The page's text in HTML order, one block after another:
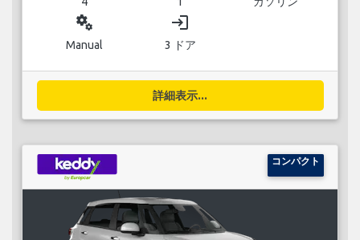
miscellaneous_services
Manual
login
3 ドア
詳細表示...
コンパクト